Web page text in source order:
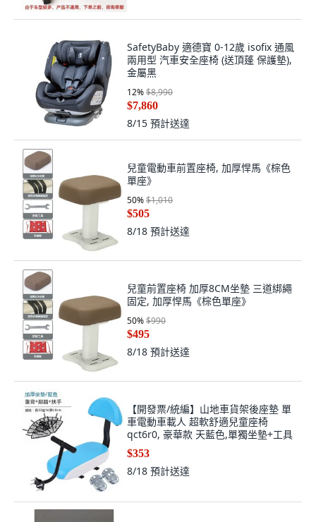
SafetyBaby 適德寶 0-12歲 isofix 通風
兩用型 汽車安全座椅 (送頂蓬 保護墊),
金屬黑
12%$8,990
$7,860
8/15 預計送達
兒童電動車前置座椅, 加厚悍馬《棕色
單座》
50%$1,010
$505
8/18 預計送達
兒童前置座椅 加厚8CM坐墊 三道綁繩
固定, 加厚悍馬《棕色單座》
50%$990
$495
8/18 預計送達
【開發票/統編】山地車貨架後座墊 單
車電動車載人 超軟舒適兒童座椅
qct6r0, 豪華款 天藍色,單獨坐墊+工具
$353
8/18 預計送達